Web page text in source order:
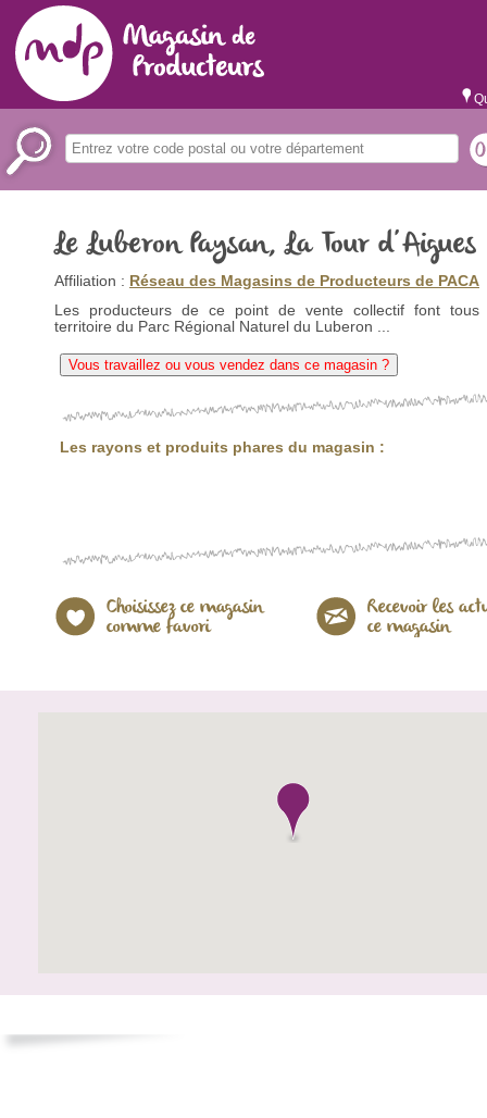
Le Luberon Paysan, La Tour d’Aigues
Affiliation : Réseau des Magasins de Producteurs de PACA
Les producteurs de ce point de vente collectif font tous
territoire du Parc Régional Naturel du Luberon ...
Vous travaillez ou vous vendez dans ce magasin ?
Les rayons et produits phares du magasin :